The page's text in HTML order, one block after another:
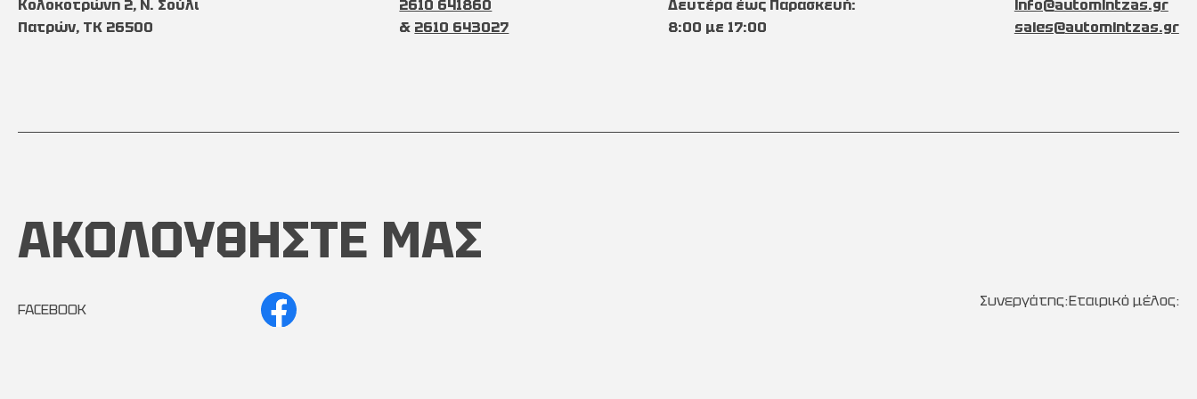
Κολοκοτρώνη 2, Ν. Σούλι
Πατρών, TK 26500
2610 641860
& 2610 643027
Δευτέρα έως Παρασκευή:
8:00 με 17:00
info@automintzas.gr
sales@automintzas.gr
ΑΚΟΛΟΥΘΗΣΤΕ ΜΑΣ
FACEBOOK Συνεργάτης:Εταιρικό μέλος: